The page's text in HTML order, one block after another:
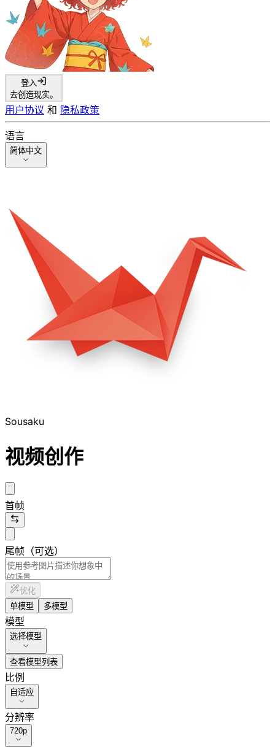
登入
去创造现实。
用户协议 和 隐私政策
语言
简体中文
Sousaku
视频创作
首帧
尾帧（可选）
优化
单模型
多模型
模型
选择模型
查看模型列表
比例
自适应
分辨率
720p